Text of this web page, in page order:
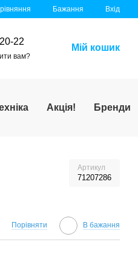
Бажання Вхід
22
вам?
Мій кошик
Акція! Бренди
Артикул
71207286
Порівняти В бажання